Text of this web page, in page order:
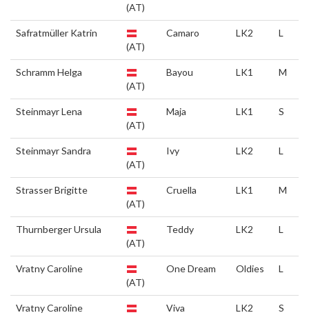
(AT)
Safratmüller Katrin
(AT)
Camaro LK2 L
Schramm Helga
(AT)
Bayou LK1 M
Steinmayr Lena
(AT)
Maja LK1 S
Steinmayr Sandra
(AT)
Ivy LK2 L
Strasser Brigitte
(AT)
Cruella LK1 M
Thurnberger Ursula
(AT)
Teddy LK2 L
Vratny Caroline
(AT)
One Dream Oldies L
Vratny Caroline
Viva LK2 S